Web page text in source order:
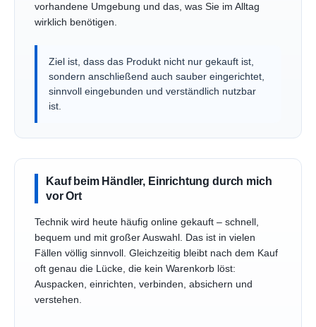
vorhandene Umgebung und das, was Sie im Alltag
wirklich benötigen.
Ziel ist, dass das Produkt nicht nur gekauft ist,
sondern anschließend auch sauber eingerichtet,
sinnvoll eingebunden und verständlich nutzbar
ist.
Kauf beim Händler, Einrichtung durch mich
vor Ort
Technik wird heute häufig online gekauft – schnell,
bequem und mit großer Auswahl. Das ist in vielen
Fällen völlig sinnvoll. Gleichzeitig bleibt nach dem Kauf
oft genau die Lücke, die kein Warenkorb löst:
Auspacken, einrichten, verbinden, absichern und
verstehen.